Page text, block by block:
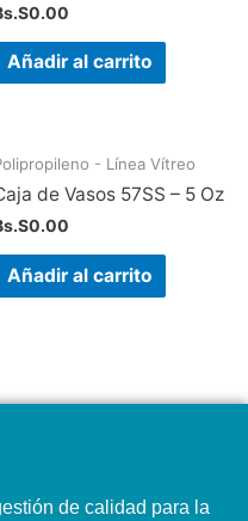
0.00
Añadir al carrito
- Línea Vítreo
de Vasos 57SS – 5 Oz
0.00
Añadir al carrito
de calidad para la